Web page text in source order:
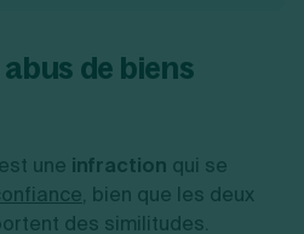
abus de biens
une infraction qui se
, bien que les deux
des similitudes.